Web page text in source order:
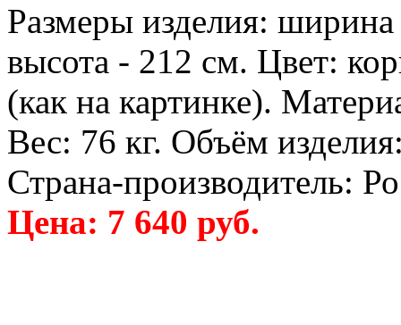
Размеры изделия:
высота - 212 см. Цвет:
(как на картинке).
Вес: 76 кг. Объём
Страна-производитель:
Цена: 7 640 руб.